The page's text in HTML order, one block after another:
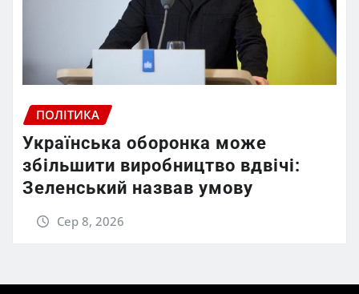
ПОЛІТИКА
Українська оборонка може
збільшити виробництво вдвічі:
Зеленський назвав умову
Сер 8, 2026